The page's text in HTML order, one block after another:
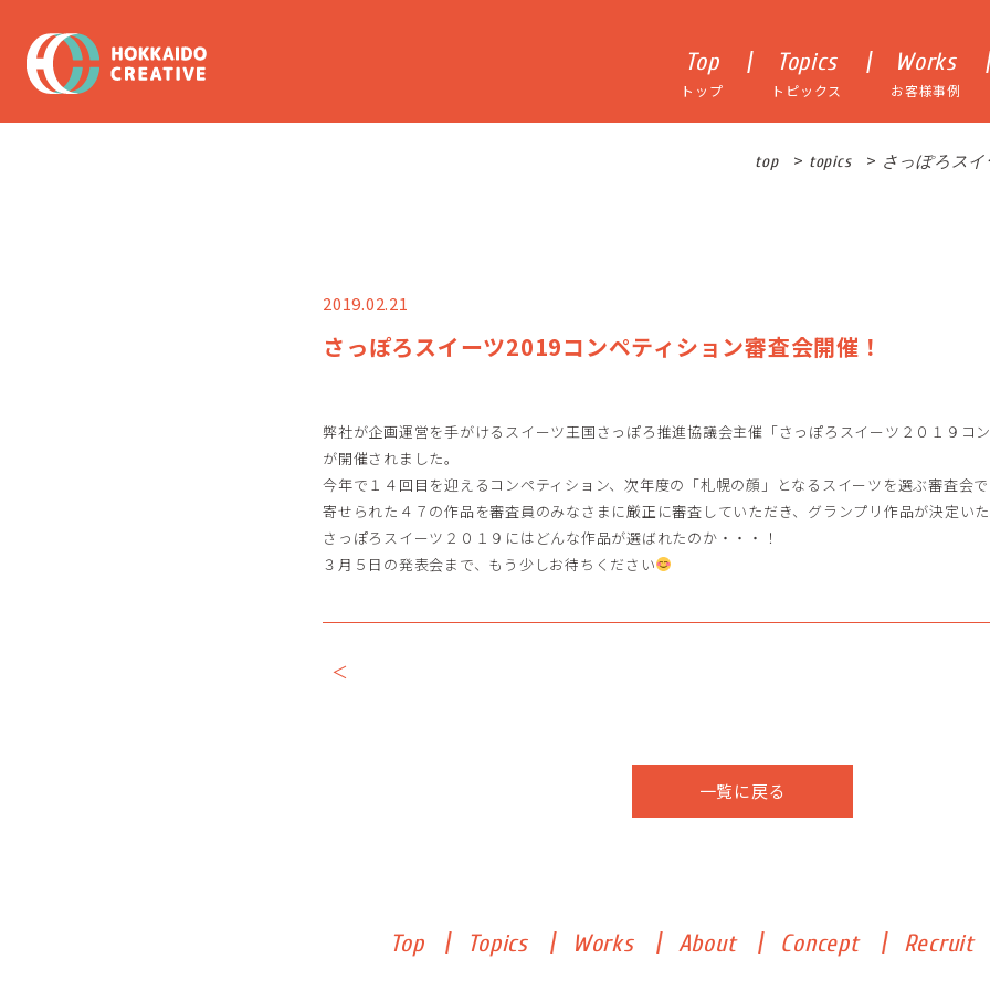
Top
トップ
Topics
トピックス
Works
お客様事例
top > topics > さっぽろスイ
2019.02.21
さっぽろスイーツ2019コンペティション審査会開催！
弊社が企画運営を手がけるスイーツ王国さっぽろ推進協議会主催「さっぽろスイーツ２０１９コ
が開催されました。
今年で１４回目を迎えるコンペティション、次年度の「札幌の顔」となるスイーツを選ぶ審査会
寄せられた４７の作品を審査員のみなさまに厳正に審査していただき、グランプリ作品が決定いた
さっぽろスイーツ２０１９にはどんな作品が選ばれたのか・・・！
３月５日の発表会まで、もう少しお待ちください
＜
一覧に戻る
Top Topics Works About Concept Recruit